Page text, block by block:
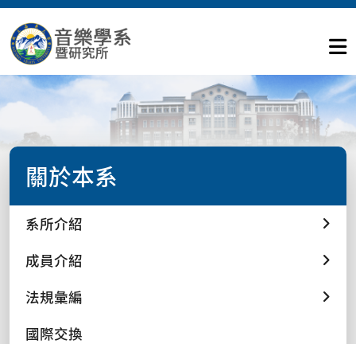
關於本系
系所介紹
成員介紹
法規彙編
國際交換